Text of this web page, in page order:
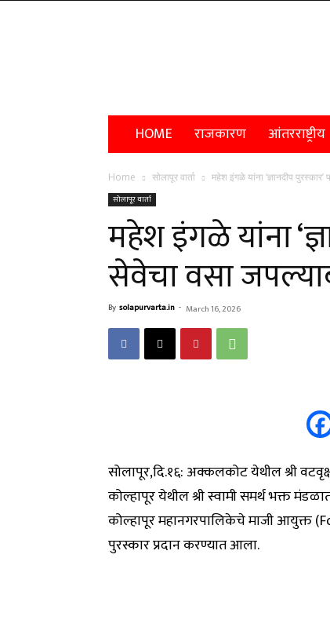
HOME राजकारण आंतरराष्ट्रीय
Home सोलापूर वार्ता महेश इंगळे यांना ‘ज्ञानदीप पुरस्कार’
सोलापूर वार्ता
महेश इंगळे यांना
सेवेचा वसा
By solapurvarta.in - March 16, 2026
सोलापूर,दि.१६: अक्कलकोट येथील श्री
कोल्हापूर येथील श्री स्वामी समर्थ भक्त
कोल्हापूर महानगरपालिकेचे माजी आयुक्त
पुरस्कार प्रदान करण्यात आला.